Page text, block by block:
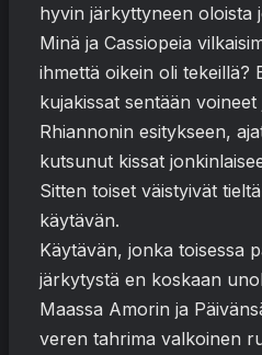
hyvin järkyttyneen oloista
Minä ja Cassiopeia
ihmettä oikein oli tekeillä?
kujakissat sentään
Rhiannonin esitykseen,
kutsunut kissat
Sitten toiset väistyivät
käytävän.
Käytävän, jonka toisessa
järkytystä en koskaan
Maassa Amorin ja
veren tahrima valkoinen